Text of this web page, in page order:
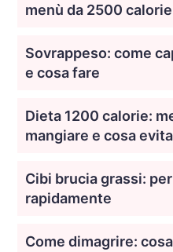
menù da 2500 calorie
Sovrappeso: come
e cosa fare
Dieta 1200 calorie:
mangiare e cosa
Cibi brucia grassi:
rapidamente
Come dimagrire: